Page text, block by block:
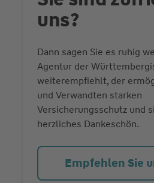
uns?
Dann sagen Sie es ruhig
Agentur der
weiterempfiehlt, der
und Verwandten starken
Versicherungsschutz und
herzliches Dankeschön.
Empfehlen Sie